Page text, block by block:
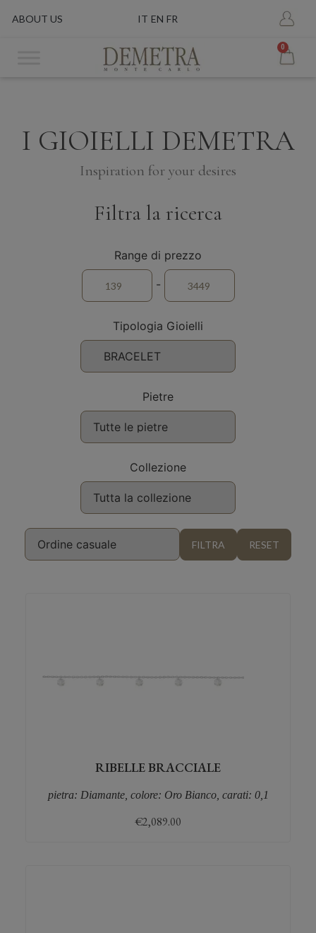
ABOUT US IT EN FR
0
I GIOIELLI DEMETRA
Inspiration for your desires
Filtra la ricerca
Range di prezzo
-
Tipologia Gioielli
Pietre
Collezione
RIBELLE BRACCIALE
pietra: Diamante, colore: Oro Bianco, carati: 0,1
€2,089.00